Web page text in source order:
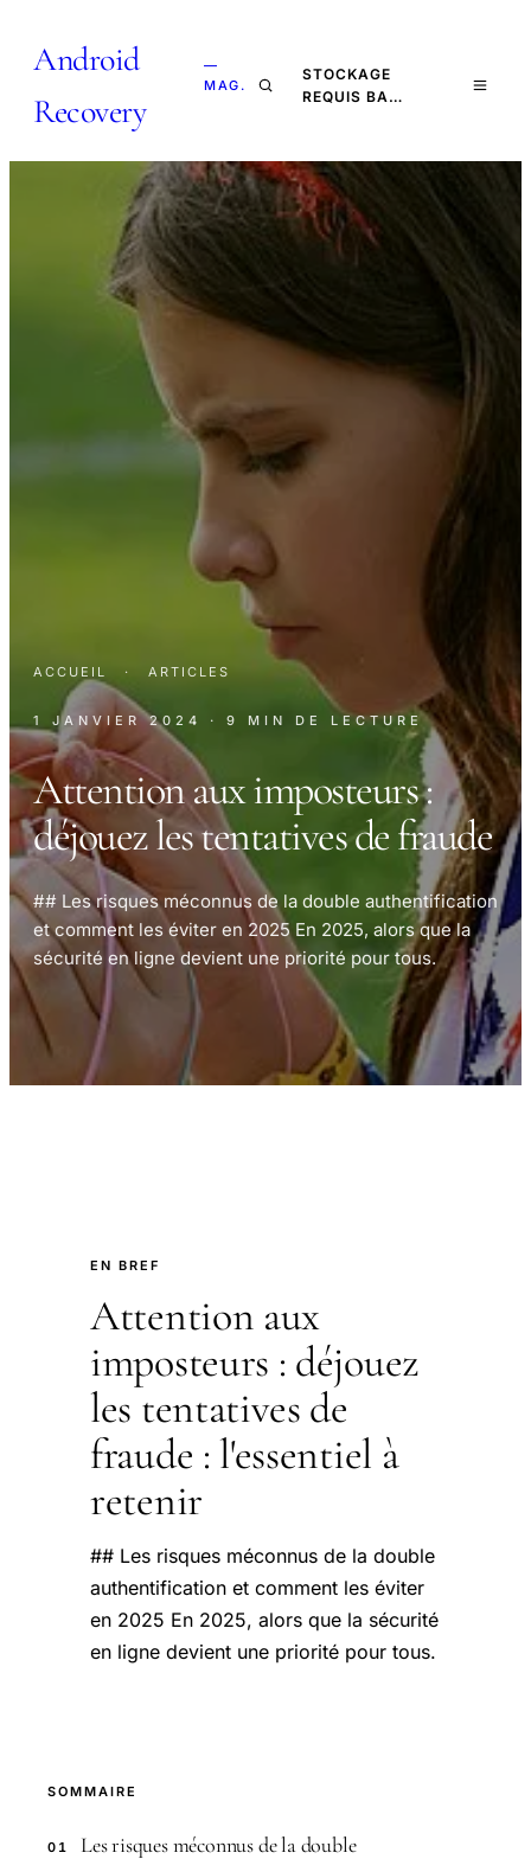
Android
Recovery
—
MAG.
STOCKAGE
REQUIS BA…
ACCUEIL · ARTICLES
1 JANVIER 2024 · 9 MIN DE LECTURE
Attention aux imposteurs :
déjouez les tentatives de fraude
## Les risques méconnus de la double authentification
et comment les éviter en 2025 En 2025, alors que la
sécurité en ligne devient une priorité pour tous.
EN BREF
Attention aux
imposteurs : déjouez
les tentatives de
fraude : l'essentiel à
retenir
## Les risques méconnus de la double
authentification et comment les éviter
en 2025 En 2025, alors que la sécurité
en ligne devient une priorité pour tous.
SOMMAIRE
01
Les risques méconnus de la double